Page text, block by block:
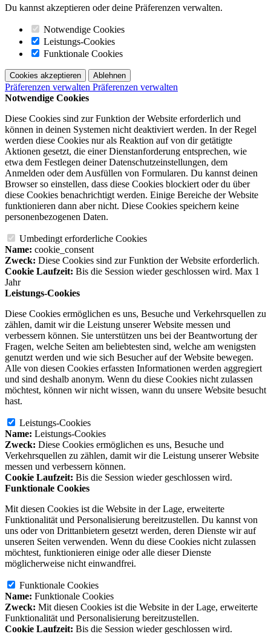
Du kannst akzeptieren oder deine Präferenzen verwalten.
Notwendige Cookies
Leistungs-Cookies
Funktionale Cookies
Cookies akzeptieren Ablehnen
Präferenzen verwalten Präferenzen verwalten
Notwendige Cookies
Diese Cookies sind zur Funktion der Website erforderlich und
können in deinen Systemen nicht deaktiviert werden. In der Regel
werden diese Cookies nur als Reaktion auf von dir getätigte
Aktionen gesetzt, die einer Dienstanforderung entsprechen, wie
etwa dem Festlegen deiner Datenschutzeinstellungen, dem
Anmelden oder dem Ausfüllen von Formularen. Du kannst deinen
Browser so einstellen, dass diese Cookies blockiert oder du über
diese Cookies benachrichtigt werden. Einige Bereiche der Website
funktionieren dann aber nicht. Diese Cookies speichern keine
personenbezogenen Daten.
Umbedingt erforderliche Cookies
Name: cookie_consent
Zweck: Diese Cookies sind zur Funktion der Website erforderlich.
Cookie Laufzeit: Bis die Session wieder geschlossen wird. Max 1
Jahr
Leistungs-Cookies
Diese Cookies ermöglichen es uns, Besuche und Verkehrsquellen zu
zählen, damit wir die Leistung unserer Website messen und
verbessern können. Sie unterstützen uns bei der Beantwortung der
Fragen, welche Seiten am beliebtesten sind, welche am wenigsten
genutzt werden und wie sich Besucher auf der Website bewegen.
Alle von diesen Cookies erfassten Informationen werden aggregiert
und sind deshalb anonym. Wenn du diese Cookies nicht zulassen
möchtest, können wir nicht wissen, wann du unsere Website besucht
hast.
Leistungs-Cookies
Name: Leistungs-Cookies
Zweck: Diese Cookies ermöglichen es uns, Besuche und
Verkehrsquellen zu zählen, damit wir die Leistung unserer Website
messen und verbessern können.
Cookie Laufzeit: Bis die Session wieder geschlossen wird.
Funktionale Cookies
Mit diesen Cookies ist die Website in der Lage, erweiterte
Funktionalität und Personalisierung bereitzustellen. Du kannst von
uns oder von Drittanbietern gesetzt werden, deren Dienste wir auf
unseren Seiten verwenden. Wenn du diese Cookies nicht zulassen
möchtest, funktionieren einige oder alle dieser Dienste
möglicherweise nicht einwandfrei.
Funktionale Cookies
Name: Funktionale Cookies
Zweck: Mit diesen Cookies ist die Website in der Lage, erweiterte
Funktionalität und Personalisierung bereitzustellen.
Cookie Laufzeit: Bis die Session wieder geschlossen wird.